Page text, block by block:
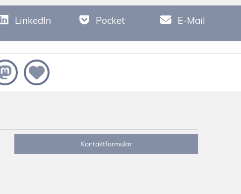
LinkedIn Pocket E-Mail
Kontaktformular